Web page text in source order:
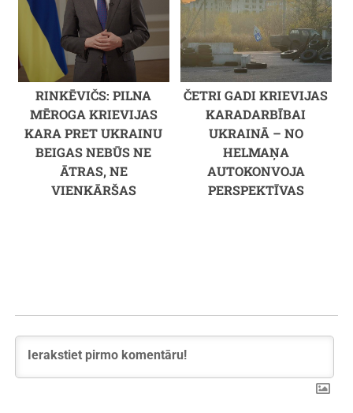
RINKĒVIČS: PILNA
MĒROGA KRIEVIJAS
KARA PRET UKRAINU
BEIGAS NEBŪS NE
ĀTRAS, NE
VIENKĀRŠAS
ČETRI GADI KRIEVIJAS
KARADARBĪBAI
UKRAINĀ – NO
HELMAŅA
AUTOKONVOJA
PERSPEKTĪVAS